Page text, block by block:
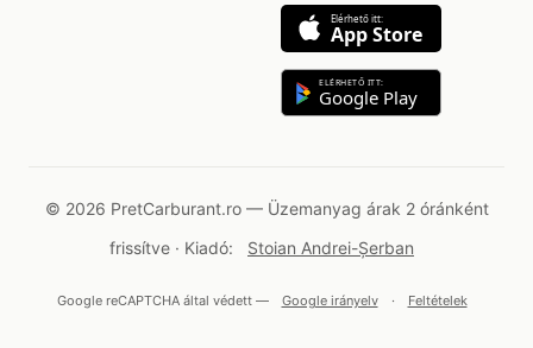
Elérhető itt:
App Store
ELÉRHETŐ ITT:
Google Play
© 2026 PretCarburant.ro — Üzemanyag árak 2 óránként
frissítve · Kiadó:
Stoian Andrei-Șerban
Google reCAPTCHA által védett — Google irányelv · Feltételek